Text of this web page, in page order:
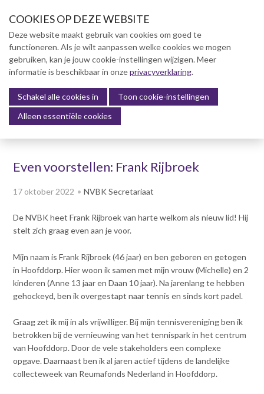
J
m
t
o
a
v
i
g
t
i
o
n
J
Menu
Even voorstellen: Frank Rijbroek
17 oktober 2022 NVBK Secretariaat
De NVBK heet Frank Rijbroek van harte welkom als nieuw lid! Hij
stelt zich graag even aan je voor.
Mijn naam is Frank Rijbroek (46 jaar) en ben geboren en getogen
in Hoofddorp. Hier woon ik samen met mijn vrouw (Michelle) en 2
kinderen (Anne 13 jaar en Daan 10 jaar). Na jarenlang te hebben
gehockeyd, ben ik overgestapt naar tennis en sinds kort padel.
Graag zet ik mij in als vrijwilliger. Bij mijn tennisvereniging ben ik
betrokken bij de vernieuwing van het tennispark in het centrum
van Hoofddorp. Door de vele stakeholders een complexe
opgave. Daarnaast ben ik al jaren actief tijdens de landelijke
collecteweek van Reumafonds Nederland in Hoofddorp.
Over NVBK
NVBK Leden
Lidmaatschap
Kennisbank
Dag van de Bouwkosten 2025
Kostenmanagement Bouw &
ABK-model 2023
Boek Levensduurkosten –
profiteren
Dag van de
Bouwkostendeskundige 2024
Bouwkostendeskundige - 2
november 2023
Vernieuwde boek
Bouwkostenmanagement
Publicatiereeks
COOKIES OP DEZE WEBSITE
Deze website maakt gebruik van cookies om goed te
functioneren. Als je wilt aanpassen welke cookies we mogen
gebruiken, kan je jouw cookie-instellingen wijzigen. Meer
informatie is beschikbaar in onzeprivacyverklaring.
Schakel alle cookies in
Toon cookie-instellingen
Alleen essentiële cookies